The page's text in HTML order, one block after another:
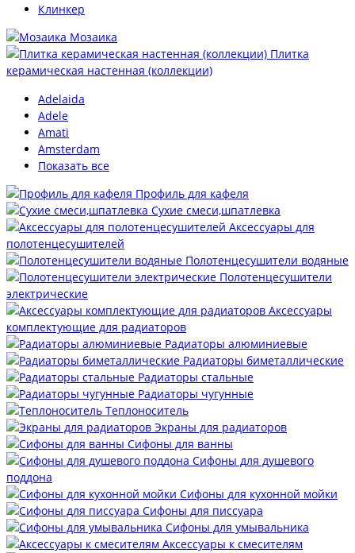
Клинкер
Мозаика
Плитка
керамическая настенная (коллекции)
Adelaida
Adele
Amati
Amsterdam
Показать все
Профиль для кафеля
Сухие смеси,шпатлевка
Аксессуары для
полотенцесушителей
Полотенцесушители водяные
Полотенцесушители
электрические
Аксессуары
комплектующие для радиаторов
Радиаторы алюминиевые
Радиаторы биметаллические
Радиаторы стальные
Радиаторы чугунные
Теплоноситель
Экраны для радиаторов
Сифоны для ванны
Сифоны для душевого
поддона
Сифоны для кухонной мойки
Сифоны для писсуара
Сифоны для умывальника
Аксессуары к смесителям